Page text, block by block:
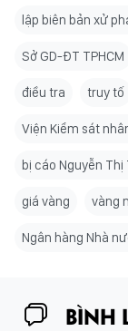
lập biên bản xử
Sở GD-ĐT TPHCM
điều tra truy tố
Viện Kiểm sát
bị cáo Nguyễn Thị
giá vàng vàng
Ngân hàng Nhà
BÌNH